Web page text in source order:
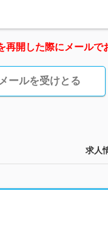
再開した際にメールで
ールを受けとる
求人